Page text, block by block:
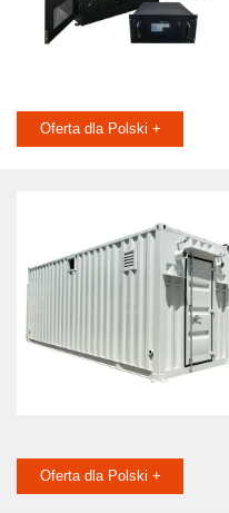
Oferta dla Polski +
Oferta dla Polski +